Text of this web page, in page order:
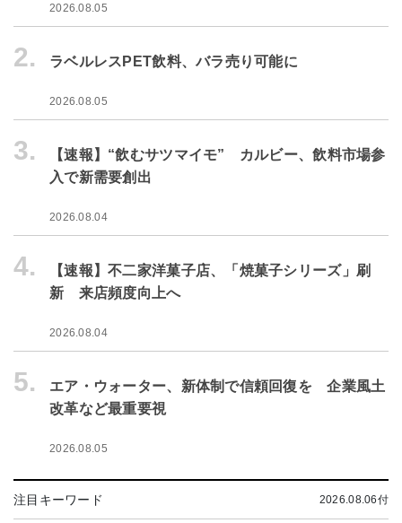
2026.08.05
2. ラベルレスPET飲料、バラ売り可能に
2026.08.05
3.
【速報】“飲むサツマイモ” カルビー、飲料市場参
入で新需要創出
2026.08.04
4.
【速報】不二家洋菓子店、「焼菓子シリーズ」刷
新 来店頻度向上へ
2026.08.04
5.
エア・ウォーター、新体制で信頼回復を 企業風土
改革など最重要視
2026.08.05
注目キーワード 2026.08.06付